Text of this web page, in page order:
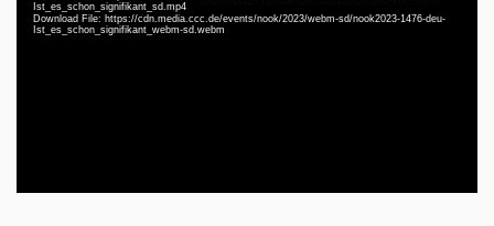
Ist_es_schon_signifikant_sd.mp4
Download File: https://cdn.media.ccc.de/events/nook/2023/webm-sd/nook2023-1476-deu-
Ist_es_schon_signifikant_webm-sd.webm